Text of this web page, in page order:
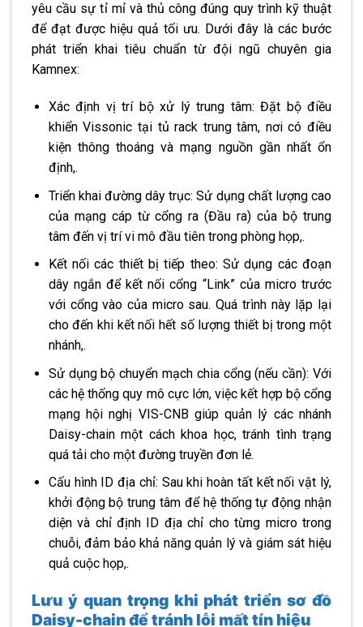
yêu cầu sự tỉ mỉ và thủ công đúng quy trình kỹ thuật
để đạt được hiệu quả tối ưu. Dưới đây là các bước
phát triển khai tiêu chuẩn từ đội ngũ chuyên gia
Kamnex:
Xác định vị trí bộ xử lý trung tâm: Đặt bộ điều
khiển Vissonic tại tủ rack trung tâm, nơi có điều
kiện thông thoáng và mạng nguồn gần nhất ổn
định,.
Triển khai đường dây trục: Sử dụng chất lượng cao
của mạng cáp từ cổng ra (Đầu ra) của bộ trung
tâm đến vị trí vi mô đầu tiên trong phòng họp,.
Kết nối các thiết bị tiếp theo: Sử dụng các đoạn
dây ngắn để kết nối cổng “Link” của micro trước
với cổng vào của micro sau. Quá trình này lặp lại
cho đến khi kết nối hết số lượng thiết bị trong một
nhánh,.
Sử dụng bộ chuyển mạch chia cổng (nếu cần): Với
các hệ thống quy mô cực lớn, việc kết hợp bộ cổng
mạng hội nghị VIS-CNB giúp quản lý các nhánh
Daisy-chain một cách khoa học, tránh tình trạng
quá tải cho một đường truyền đơn lẻ.
Cấu hình ID địa chỉ: Sau khi hoàn tất kết nối vật lý,
khởi động bộ trung tâm để hệ thống tự động nhận
diện và chỉ định ID địa chỉ cho từng micro trong
chuỗi, đảm bảo khả năng quản lý và giám sát hiệu
quả cuộc họp,.
Lưu ý quan trọng khi phát triển sơ đồ
Daisy-chain để tránh lỗi mất tín hiệu